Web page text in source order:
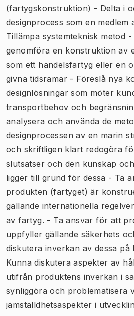
(fartygskonstruktion) - Delta i
designprocess som en
Tillämpa systemteknisk metod
genomföra en konstruktion av
som ett handelsfartyg eller en
givna tidsramar - Föreslå nya
designlösningar som möter
transportbehov och
analysera och använda de
designprocessen av en marin
och skriftligen klart redogöra
slutsatser och den kunskap
ligger till grund för dessa - Ta
produkten (fartyget) är
gällande internationella
av fartyg. - Ta ansvar för att
uppfyller gällande säkerhets
diskutera inverkan av dessa
Kunna diskutera aspekter av
utifrån produktens inverkan i
synliggöra och problematisera
jämställdhetsaspekter i